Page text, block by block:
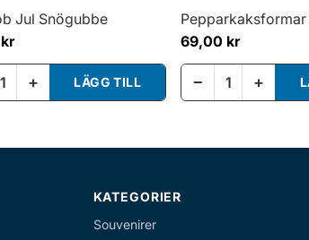
Jul Snögubbe
+ LÄGG TILL
69,00 kr
− +
KATEGORIER
Souvenirer